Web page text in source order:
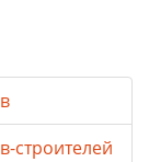
строителей